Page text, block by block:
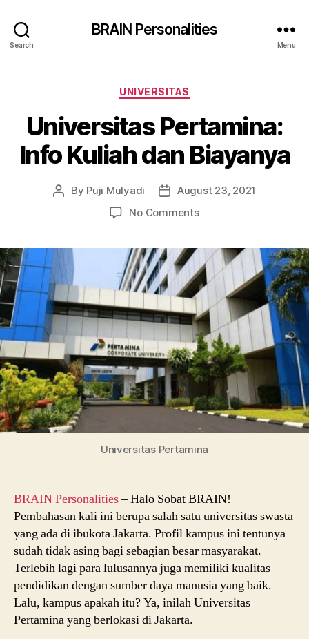
Search
BRAIN Personalities
Menu
Categories
UNIVERSITAS
Universitas Pertamina:
Info Kuliah dan Biayanya
Post
By Puji Mulyadi
PostAugust 23, 2021
No Commentson
Info
Kuliah
dan
Biayanya
Universitas Pertamina
BRAIN Personalities– Halo Sobat BRAIN!
Pembahasan kali ini berupa salah satu universitas swasta
yang ada di ibukota Jakarta. Profil kampus ini tentunya
sudah tidak asing bagi sebagian besar masyarakat.
Terlebih lagi para lulusannya juga memiliki kualitas
pendidikan dengan sumber daya manusia yang baik.
Lalu, kampus apakah itu? Ya, inilah Universitas
Pertamina yang berlokasi di Jakarta.